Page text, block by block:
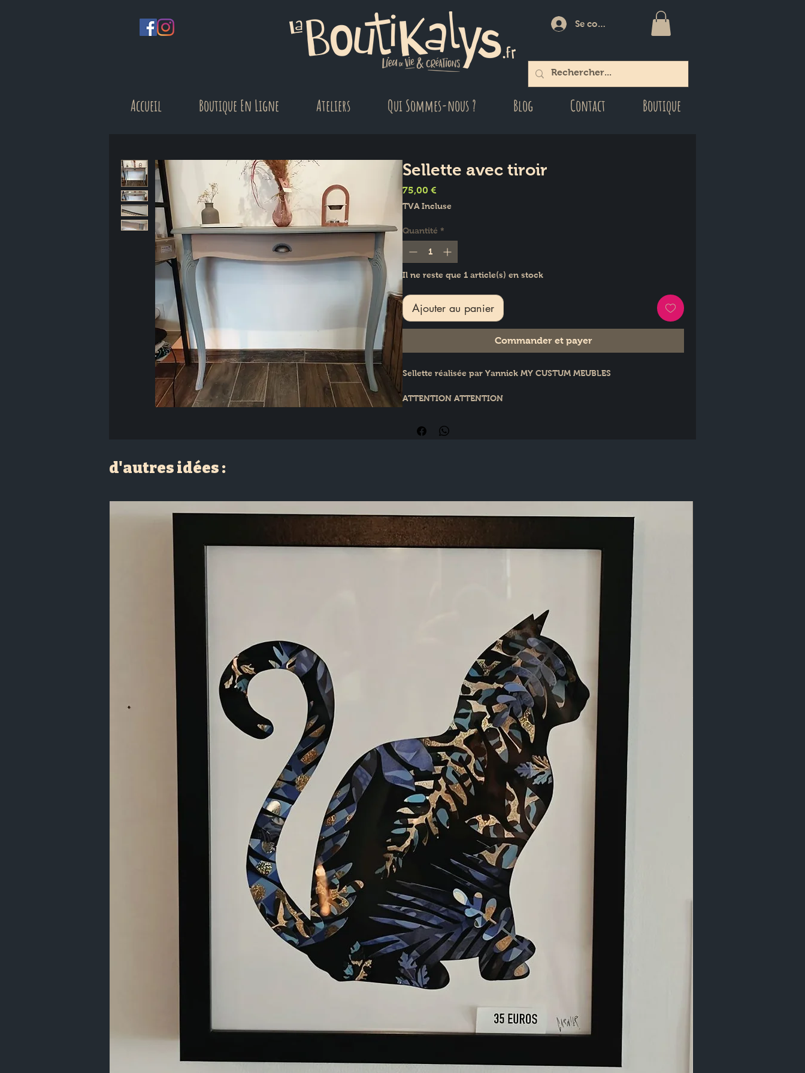
Se connecter
Accueil Boutique En Ligne Ateliers Qui Sommes-nous ? Blog Contact Boutique
Sellette avec tiroir
75,00 €
TVA Incluse
Quantité *
Il ne reste que 1 article(s) en stock
Ajouter au panier
Commander et payer
Sellette réalisée par Yannick MY CUSTUM MEUBLES
ATTENTION ATTENTION
d'autres idées :